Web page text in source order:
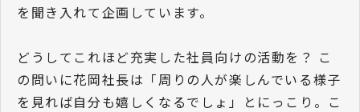
を聞き入れて企画しています。
どうしてこれほど充実した社員向けの活動を？ こ
の問いに花岡社長は「周りの人が楽しんでいる様子
を見れば自分も嬉しくなるでしょ」とにっこり。こ